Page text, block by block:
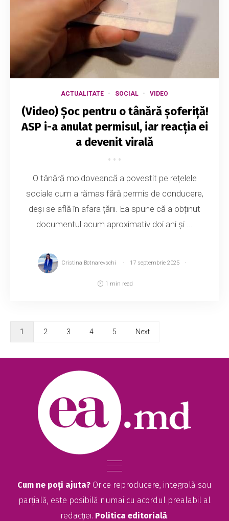
ACTUALITATE SOCIAL VIDEO
(Video) Șoc pentru o tânără șoferiță!
ASP i-a anulat permisul, iar reacția ei
a devenit virală
O tânără moldoveancă a povestit pe rețelele
sociale cum a rămas fără permis de conducere,
deși se află în afara țării. Ea spune că a obținut
documentul acum aproximativ doi ani și ...
Cristina Botnarevschi 17 septembrie 2025
1 min read
1 2 3 4 5 Next
Cum ne poți ajuta? Orice reproducere, integrală sau
parțială, este posibilă numai cu acordul prealabil al
redacției. Politica editorială.